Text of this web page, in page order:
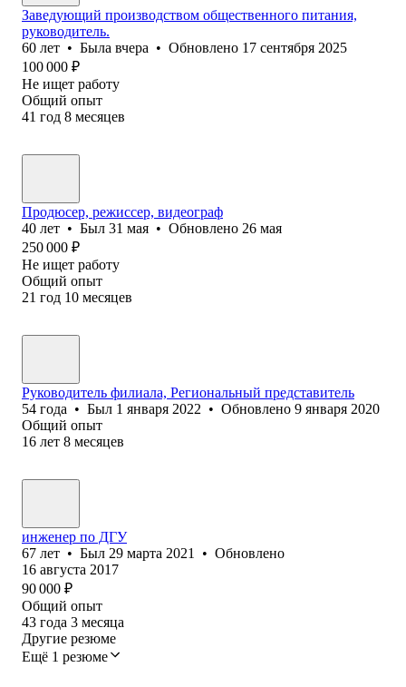
Заведующий производством общественного питания,
руководитель.
60 лет • Была вчера • Обновлено 17 сентября 2025
100 000 ₽
Не ищет работу
Общий опыт
41 год 8 месяцев
Продюсер, режиссер, видеограф
40 лет • Был 31 мая • Обновлено 26 мая
250 000 ₽
Не ищет работу
Общий опыт
21 год 10 месяцев
Руководитель филиала, Региональный представитель
54 года • Был 1 января 2022 • Обновлено 9 января 2020
Общий опыт
16 лет 8 месяцев
инженер по ДГУ
67 лет • Был 29 марта 2021 • Обновлено
16 августа 2017
90 000 ₽
Общий опыт
43 года 3 месяца
Другие резюме
Ещё 1 резюме